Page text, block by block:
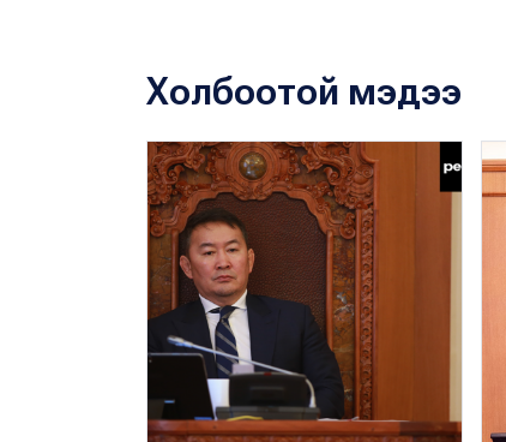
Холбоотой мэдээ